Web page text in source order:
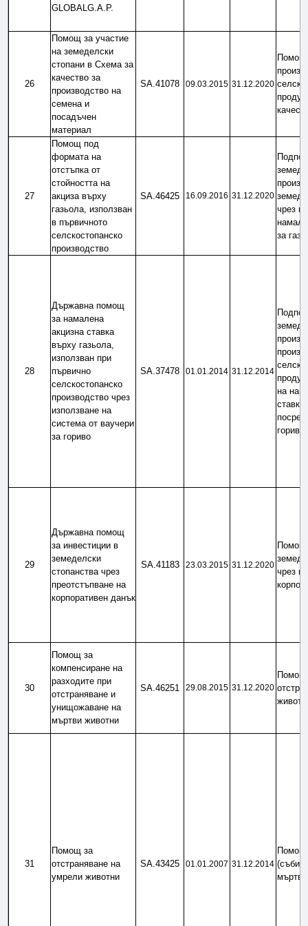
GLOBALG.A.P.
26
Помощ за участие
на земеделски
стопани в Схема за
качество за
производство на
семена и
посадъчен
материал
SA.41078 09.03.2015 31.12.2020
Помощ
27
Помощ под
формата на
отстъпка от
стойността на
акциза върху
газьола, използван
в първичното
селскостопанско
производство
SA.46425 16.09.2016 31.12.2020
чрез
за
28
Държавна помощ
за намалена
акцизна ставка
върху газьола,
използван при
първично
селскостопанско
производство чрез
използване на
система от ваучери
за гориво
SA.37478 01.01.2014 31.12.2014
на
ставка
гориво
29
Държавна помощ
за инвестиции в
земеделски
стопанства чрез
преотстъпване на
корпоративен данък
SA.41183 23.03.2015 31.12.2020
Помощ
чрез
30
Помощ за
компенсиране на
разходите при
отстраняване и
унищожаване на
мъртви животни
SA.46251 29.08.2015 31.12.2020
Помощ
31
Помощ за
отстраняване на
умрели животни
SA.43425 01.01.2007 31.12.2014
Помощ